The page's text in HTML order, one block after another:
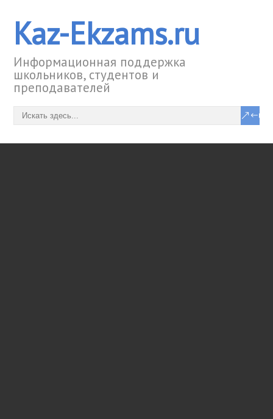
Kaz-Ekzams.ru
Информационная поддержка
школьников, студентов и
преподавателей